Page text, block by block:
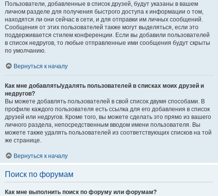
Пользователи, добавленные в список друзей, будут указаны в вашем
личном разделе для получения быстрого доступа к информации о том,
находятся ли они сейчас в сети, и для отправки им личных сообщений.
Сообщения от этих пользователей также могут выделяться, если это
поддерживается стилем конференции. Если вы добавили пользователей
в список недругов, то любые отправленные ими сообщения будут скрыты
по умолчанию.
Вернуться к началу
Как мне добавлять/удалять пользователей в списках моих друзей и
недругов?
Вы можете добавлять пользователей в свой список двумя способами. В
профиле каждого пользователя есть ссылка для его добавления в список
друзей или недругов. Кроме того, вы можете сделать это прямо из вашего
личного раздела, непосредственным вводом имени пользователя. Вы
можете также удалять пользователей из соответствующих списков на той
же странице.
Вернуться к началу
Поиск по форумам
Как мне выполнить поиск по форуму или форумам?